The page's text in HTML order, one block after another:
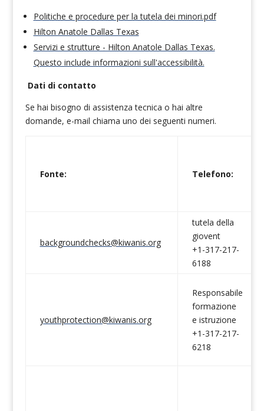
Politiche e procedure per la tutela dei minori.pdf
Hilton Anatole Dallas Texas
Servizi e strutture - Hilton Anatole Dallas Texas.
Questo include informazioni sull'accessibilità.
Dati di contatto
Se hai bisogno di assistenza tecnica o hai altre
domande, e-mail chiama uno dei seguenti numeri.
Fonte: Telefono:
backgroundchecks@kiwanis.org
tutela della
giovent
+1-317-217-
6188
youthprotection@kiwanis.org
Responsabile
formazione
e istruzione
+1-317-217-
6218